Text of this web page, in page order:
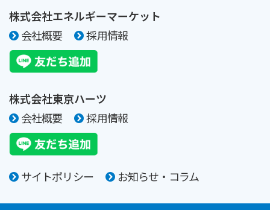
株式会社エネルギーマーケット
会社概要
採用情報
株式会社東京ハーツ
会社概要
採用情報
サイトポリシー お知らせ・コラム